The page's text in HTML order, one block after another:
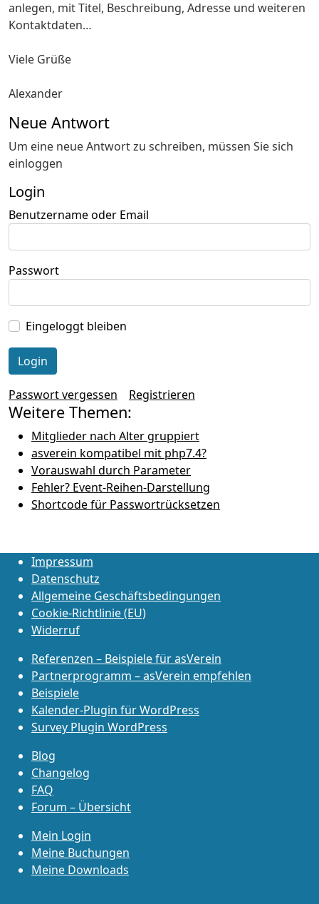
anlegen, mit Titel, Beschreibung, Adresse und weiteren
Kontaktdaten…
Viele Grüße
Alexander
Neue Antwort
Um eine neue Antwort zu schreiben, müssen Sie sich
einloggen
Login
Benutzername oder Email
Passwort
Eingeloggt bleiben
Passwort vergessen Registrieren
Weitere Themen:
Mitglieder nach Alter gruppiert
asverein kompatibel mit php7.4?
Vorauswahl durch Parameter
Fehler? Event-Reihen-Darstellung
Shortcode für Passwortrücksetzen
Impressum
Datenschutz
Allgemeine Geschäftsbedingungen
Cookie-Richtlinie (EU)
Widerruf
Referenzen – Beispiele für asVerein
Partnerprogramm – asVerein empfehlen
Beispiele
Kalender-Plugin für WordPress
Survey Plugin WordPress
Blog
Changelog
FAQ
Forum – Übersicht
Mein Login
Meine Buchungen
Meine Downloads